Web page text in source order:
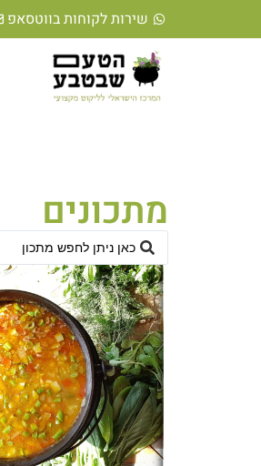
שירות לקוחות בווטסאפ
מתכונים